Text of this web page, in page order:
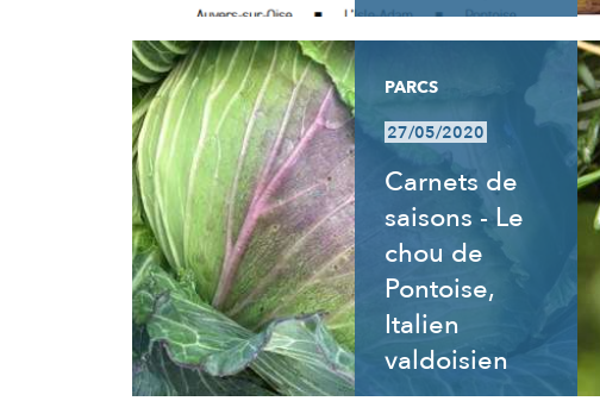
PARCS
27/05/2020
Carnets de
saisons - Le
chou de
Pontoise,
Italien
valdoisien